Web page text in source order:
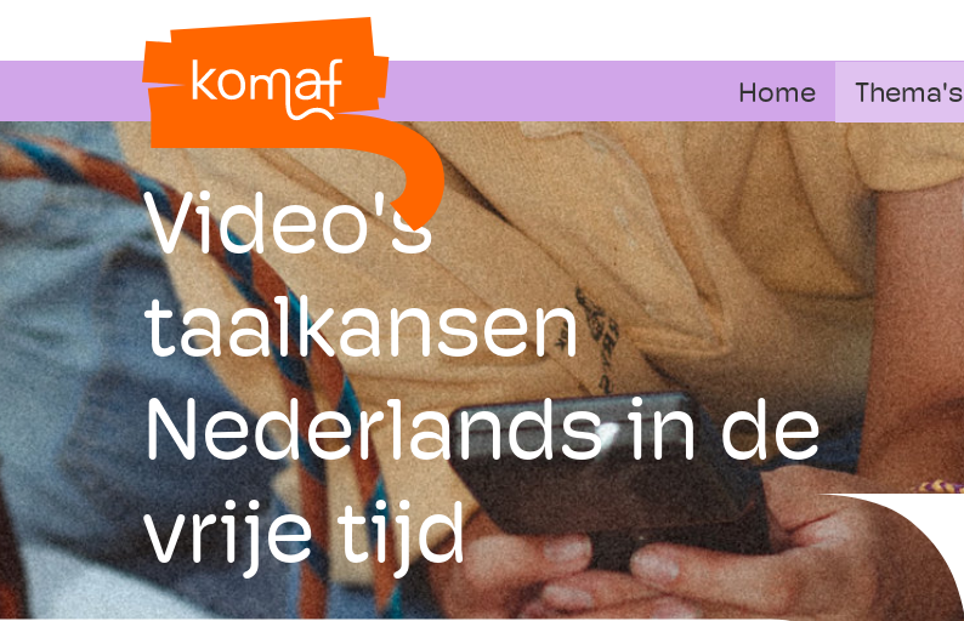
Home Thema's
Video's
taalkansen
Nederlands in de
vrije tijd